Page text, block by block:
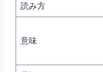
読み方
意味